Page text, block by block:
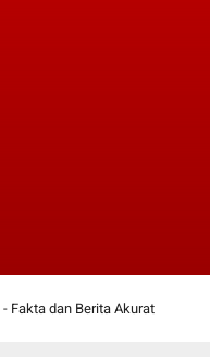
Fakta dan Berita Akurat